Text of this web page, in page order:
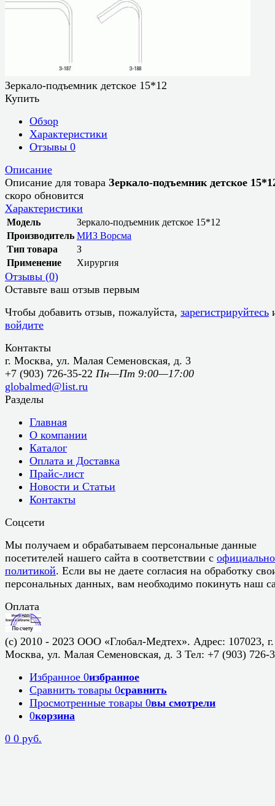
Зеркало-подъемник детское 15*12
Купить
Обзор
Характеристики
Отзывы 0
Описание
Описание для товара Зеркало-подъемник детское
скоро обновится
Характеристики
Модель
Зеркало-подъемник детское 15*12
Производитель МИЗ Ворсма
Тип товара
З
Применение
Хирургия
Отзывы (0)
Оставьте ваш отзыв первым
Чтобы добавить отзыв, пожалуйста, зарегистрируйтесь
войдите
Контакты
г. Москва, ул. Малая Семеновская, д. 3
+7 (903) 726-35-22 Пн—Пт 9:00—17:00
globalmed@list.ru
Разделы
Главная
О компании
Каталог
Оплата и Доставка
Прайс-лист
Новости и Статьи
Контакты
Соцсети
Мы получаем и обрабатываем персональные данные
посетителей нашего сайта в соответствии с
политикой. Если вы не даете согласия на обработку
персональных данных, вам необходимо покинуть наш
Оплата
(c) 2010 - 2023 ООО «Глобал-Медтех». Адрес: 107023, г.
Москва, ул. Малая Семеновская, д. 3 Тел: +7 (903) 726-
Избранное 0избранное
Сравнить товары 0сравнить
Просмотренные товары 0вы смотрели
0корзина
0 0 руб.